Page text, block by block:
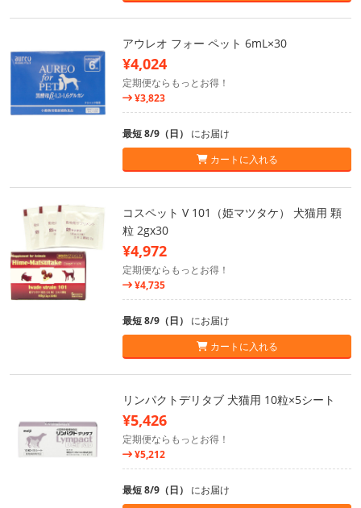
アウレオ フォー ペット 6mL×30
¥4,024
定期便ならもっとお得！
¥3,823
最短 8/9（日） にお届け
カートに入れる
コスペット V 101（姫マツタケ） 犬猫用 顆
粒 2gx30
¥4,972
定期便ならもっとお得！
¥4,735
最短 8/9（日） にお届け
カートに入れる
リンパクトデリタブ 犬猫用 10粒×5シート
¥5,426
定期便ならもっとお得！
¥5,212
最短 8/9（日） にお届け